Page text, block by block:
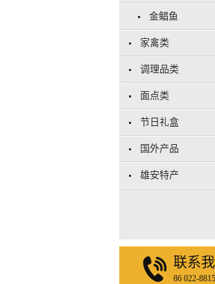
金鲳鱼
家禽类
调理品类
面点类
节日礼盒
国外产品
雄安特产
联系我
86 022-